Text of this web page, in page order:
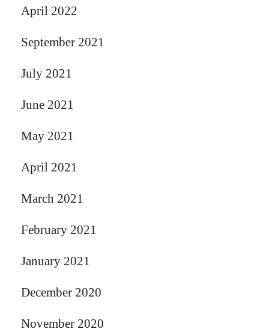
April 2022
September 2021
July 2021
June 2021
May 2021
April 2021
March 2021
February 2021
January 2021
December 2020
November 2020